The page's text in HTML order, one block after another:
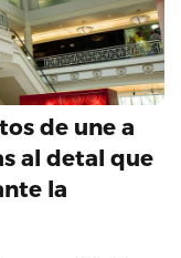
de une a
al detal que
la